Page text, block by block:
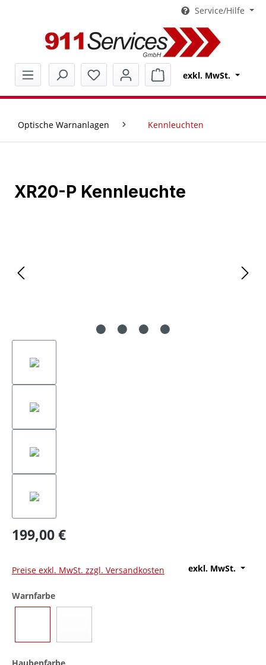
Service/Hilfe
Warenkorb enthält 0
exkl. MwSt.
Optische Warnanlagen Kennleuchten
XR20-P Kennleuchte
199,00 €
exkl. MwSt.
Preise exkl. MwSt. zzgl. Versandkosten
Warnfarbeauswählen
auswählen